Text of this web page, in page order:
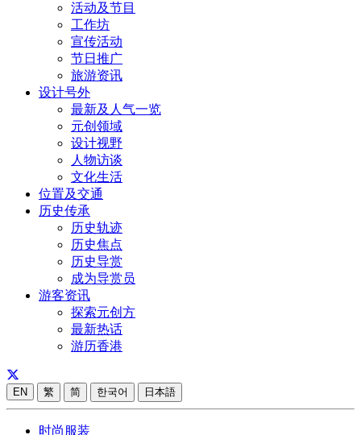
活动及节目
工作坊
宣传活动
节日推广
旅游资讯
设计号外
最新及人气一览
元创领域
设计视野
人物访谈
文化生活
位置及交通
历史传承
历史轨迹
历史焦点
历史导赏
成为导赏员
游客资讯
探索元创方
最新热话
游历香港
EN 繁 简 한국어 日本語
时尚服装